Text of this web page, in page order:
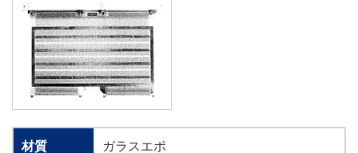
材質 ガラスエポ